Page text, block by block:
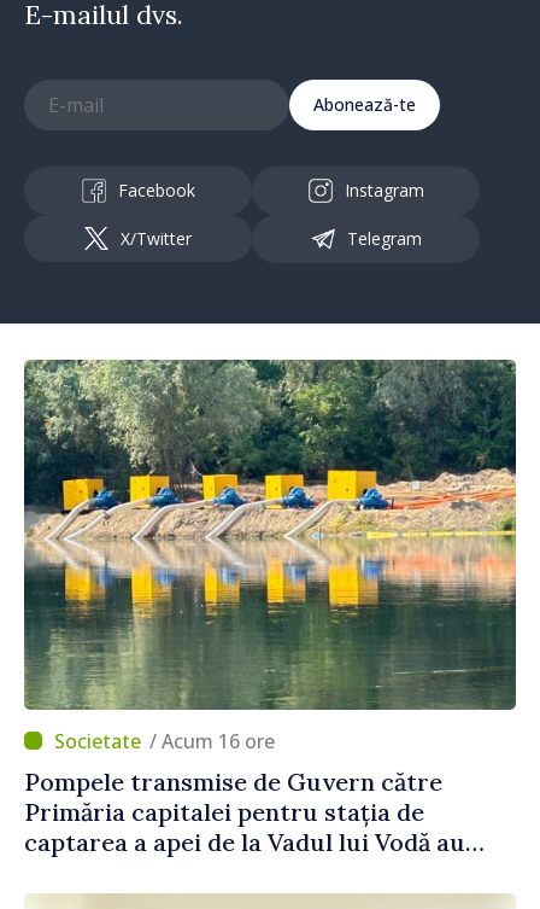
E-mailul dvs.
Abonează-te
Facebook Instagram
X/Twitter Telegram
/ Acum 16 ore
Pompele transmise de Guvern către
Primăria capitalei pentru stația de
captarea a apei de la Vadul lui Vodă au